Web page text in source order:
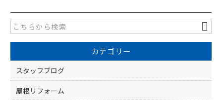
e
b
o
o
k
er
カテゴリー
スタッフブログ
屋根リフォーム